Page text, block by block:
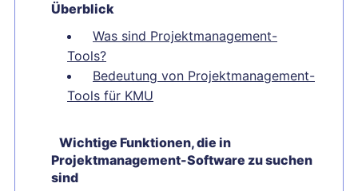
Überblick
Was sind Projektmanagement-
Tools?
Bedeutung von Projektmanagement-
Tools für KMU
Wichtige Funktionen, die in
Projektmanagement-Software zu suchen
sind